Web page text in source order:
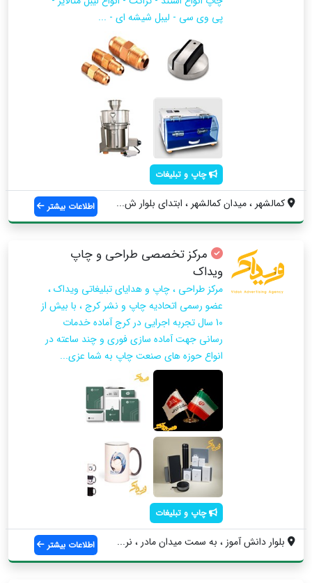
پی وی سی - لیبل شیشه ای - ...
چاپ و تبلیغات
کمالشهر ، میدان کمالشهر ، ابتدای بلوار ش... اطلاعات بیشتر
مرکز تخصصی طراحی و چاپ
ویداک
مرکز طراحی ، چاپ و هدایای تبلیغاتی ویداک ،
عضو رسمی اتحادیه چاپ و نشر کرج ، با بیش از
10 سال تجربه اجرایی در کرج آماده خدمات
رسانی جهت آماده سازی فوری و چند ساعته در
انواع حوزه های صنعت چاپ به شما عزی...
چاپ و تبلیغات
بلوار دانش آموز ، به سمت میدان مادر ، نر... اطلاعات بیشتر